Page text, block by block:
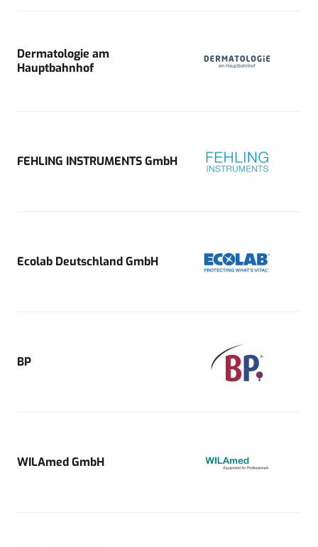
Dermatologie am
Hauptbahnhof
FEHLING INSTRUMENTS GmbH
Ecolab Deutschland GmbH
BP
WILAmed GmbH